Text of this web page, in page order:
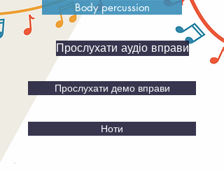
Body percussion
Прослухати аудіо вправи
Прослухати демо вправи
Ноти